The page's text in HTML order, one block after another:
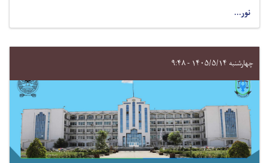
نور...
چهارشنبه ۱۴۰۵/۵/۱۴ - ۹:۴۸